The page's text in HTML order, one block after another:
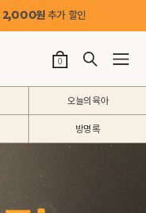
2,OOO원 추가 할인
0
오늘의육아
방명록